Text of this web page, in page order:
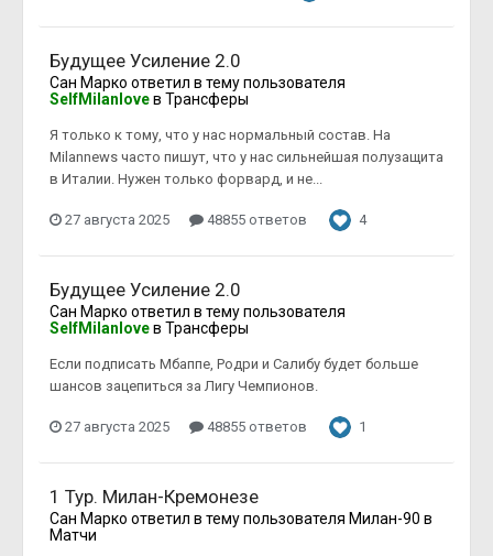
Будущее Усиление 2.0
Сан Марко ответил в тему пользователя
SelfMilanloveв Трансферы
Я только к тому, что у нас нормальный состав. На
Milannews часто пишут, что у нас сильнейшая полузащита
в Италии. Нужен только форвард, и не...
27 августа 2025 48855 ответов 4
Будущее Усиление 2.0
Сан Марко ответил в тему пользователя
SelfMilanloveв Трансферы
Если подписать Мбаппе, Родри и Салибу будет больше
шансов зацепиться за Лигу Чемпионов.
27 августа 2025 48855 ответов 1
1 Тур. Милан-Кремонезе
Сан Марко ответил в тему пользователя Милан-90 в
Матчи